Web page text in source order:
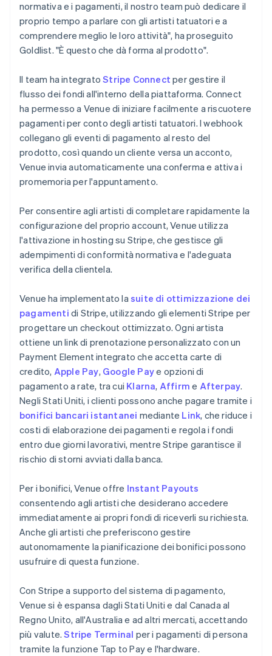
normativa e i pagamenti, il nostro team può dedicare il
proprio tempo a parlare con gli artisti tatuatori e a
comprendere meglio le loro attività", ha proseguito
Goldlist. "È questo che dà forma al prodotto".
Il team ha integratoStripe Connect per gestire il
flusso dei fondi all'interno della piattaforma. Connect
ha permesso a Venue di iniziare facilmente a riscuotere
pagamenti per conto degli artisti tatuatori. I webhook
collegano gli eventi di pagamento al resto del
prodotto, così quando un cliente versa un acconto,
Venue invia automaticamente una conferma e attiva i
promemoria per l'appuntamento.
Per consentire agli artisti di completare rapidamente la
configurazione del proprio account, Venue utilizza
l'attivazione in hosting su Stripe, che gestisce gli
adempimenti di conformità normativa e l'adeguata
verifica della clientela.
Venue ha implementato la suite di ottimizzazione dei
pagamenti di Stripe, utilizzando gli elementi Stripe per
progettare un checkout ottimizzato. Ogni artista
ottiene un link di prenotazione personalizzato con un
Payment Element integrato che accetta carte di
credito, Apple Pay, Google Paye opzioni di
pagamento a rate, tra cui Klarna, Affirm e Afterpay.
Negli Stati Uniti, i clienti possono anche pagare tramite i
bonifici bancari istantanei mediante Link, che riduce i
costi di elaborazione dei pagamenti e regola i fondi
entro due giorni lavorativi, mentre Stripe garantisce il
rischio di storni avviati dalla banca.
Per i bonifici, Venue offre Instant Payouts
consentendo agli artisti che desiderano accedere
immediatamente ai propri fondi di riceverli su richiesta.
Anche gli artisti che preferiscono gestire
autonomamente la pianificazione dei bonifici possono
usufruire di questa funzione.
Con Stripe a supporto del sistema di pagamento,
Venue si è espansa dagli Stati Uniti e dal Canada al
Regno Unito, all'Australia e ad altri mercati, accettando
più valute.Stripe Terminal per i pagamenti di persona
tramite la funzione Tap to Pay e l'hardware.